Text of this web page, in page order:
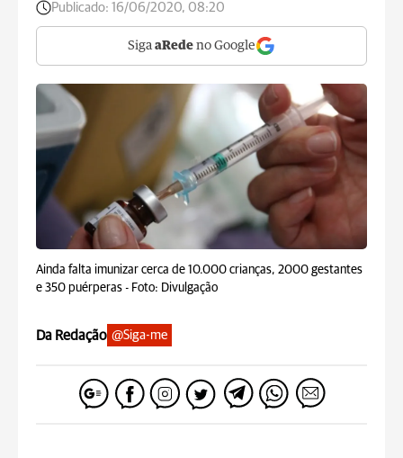
Publicado: 16/06/2020, 08:20
Siga aRede no Google
Ainda falta imunizar cerca de 10.000 crianças, 2000 gestantes
e 350 puérperas - Foto: Divulgação
Da Redação @Siga-me